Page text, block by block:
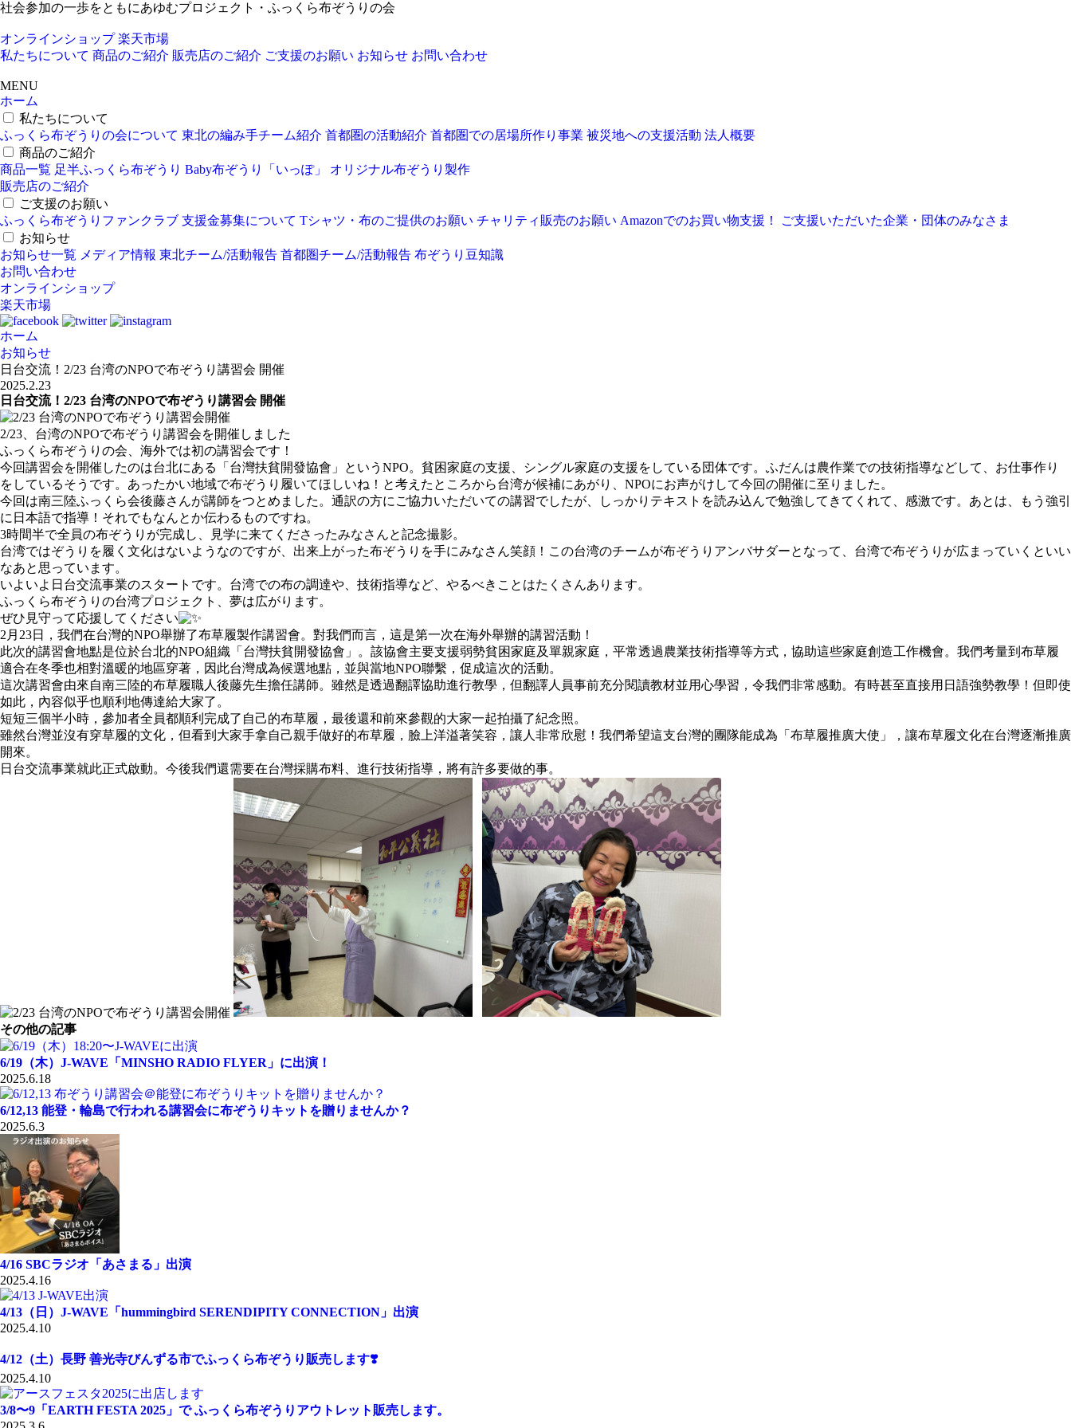
社会参加の一歩をともにあゆむプロジェクト・ふっくら布ぞうりの会
オンラインショップ 楽天市場
私たちについて 商品のご紹介 販売店のご紹介 ご支援のお願い お知らせ お問い合わせ
MENU
ホーム
私たちについて
ふっくら布ぞうりの会について 東北の編み手チーム紹介 首都圏の活動紹介 首都圏での居場所作り事業 被災地への支援活動 法人概要
商品のご紹介
商品一覧 足半ふっくら布ぞうり Baby布ぞうり「いっぽ」
オリジナル布ぞうり製作
販売店のご紹介
ご支援のお願い
ふっくら布ぞうりファンクラブ 支援金募集について Tシャツ・布のご提供のお願い チャリティ販売のお願い Amazonでのお買い物支援！
ご支援いただいた企業・団体のみなさま
お知らせ
お知らせ一覧 メディア情報 東北チーム/活動報告 首都圏チーム/活動報告 布ぞうり豆知識
お問い合わせ
オンラインショップ
楽天市場
ホーム
お知らせ
日台交流！2/23 台湾のNPOで布ぞうり講習会 開催
2025.2.23
日台交流！2/23 台湾のNPOで布ぞうり講習会 開催
2/23、台湾のNPOで布ぞうり講習会を開催しました
ふっくら布ぞうりの会、海外では初の講習会です！
今回講習会を開催したのは台北にある「台灣扶貧開發協會」というNPO。貧困家庭の支援、シングル家庭の支援をしている団体です。ふだんは農作業での技術指導などして、お仕事作り
をしているそうです。あったかい地域で布ぞうり履いてほしいね！と考えたところから台湾が候補にあがり、NPOにお声がけして今回の開催に至りました。
今回は南三陸ふっくら会後藤さんが講師をつとめました。通訳の方にご協力いただいての講習でしたが、しっかりテキストを読み込んで勉強してきてくれて、感激です。あとは、もう強引
に日本語で指導！それでもなんとか伝わるものですね。
3時間半で全員の布ぞうりが完成し、見学に来てくださったみなさんと記念撮影。
台湾ではぞうりを履く文化はないようなのですが、出来上がった布ぞうりを手にみなさん笑顔！この台湾のチームが布ぞうりアンバサダーとなって、台湾で布ぞうりが広まっていくといい
なあと思っています。
いよいよ日台交流事業のスタートです。台湾での布の調達や、技術指導など、やるべきことはたくさんあります。
ふっくら布ぞうりの台湾プロジェクト、夢は広がります。
ぜひ見守って応援してください
2月23日，我們在台灣的NPO舉辦了布草履製作講習會。對我們而言，這是第一次在海外舉辦的講習活動！
此次的講習會地點是位於台北的NPO組織「台灣扶貧開發協會」。該協會主要支援弱勢貧困家庭及單親家庭，平常透過農業技術指導等方式，協助這些家庭創造工作機會。我們考量到布草履
適合在冬季也相對溫暖的地區穿著，因此台灣成為候選地點，並與當地NPO聯繫，促成這次的活動。
這次講習會由來自南三陸的布草履職人後藤先生擔任講師。雖然是透過翻譯協助進行教學，但翻譯人員事前充分閱讀教材並用心學習，令我們非常感動。有時甚至直接用日語強勢教學！但即使
如此，內容似乎也順利地傳達給大家了。
短短三個半小時，參加者全員都順利完成了自己的布草履，最後還和前來參觀的大家一起拍攝了紀念照。
雖然台灣並沒有穿草履的文化，但看到大家手拿自己親手做好的布草履，臉上洋溢著笑容，讓人非常欣慰！我們希望這支台灣的團隊能成為「布草履推廣大使」，讓布草履文化在台灣逐漸推廣
開來。
日台交流事業就此正式啟動。今後我們還需要在台灣採購布料、進行技術指導，將有許多要做的事。
その他の記事
6/19（木）J-WAVE「MINSHO RADIO FLYER」に出演！
2025.6.18
6/12,13 能登・輪島で行われる講習会に布ぞうりキットを贈りませんか？
2025.6.3
4/16 SBCラジオ「あさまる」出演
2025.4.16
4/13（日）J-WAVE「hummingbird SERENDIPITY CONNECTION」出演
2025.4.10
4/12（土）長野 善光寺びんずる市でふっくら布ぞうり販売します❣️
2025.4.10
3/8〜9「EARTH FESTA 2025」で ふっくら布ぞうりアウトレット販売します。